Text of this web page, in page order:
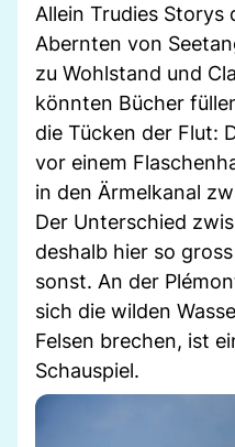
Allein Trudies Storys
Abernten von
zu Wohlstand und
könnten Bücher
die Tücken der Flut:
vor einem
in den Ärmelkanal
Der Unterschied
deshalb hier so
sonst. An der
sich die wilden
Felsen brechen, ist
Schauspiel.